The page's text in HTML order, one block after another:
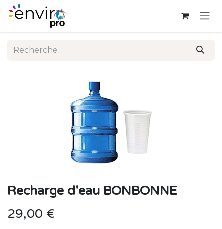
Se rendre au contenu
Recharge d'eau BONBONNE
29,00 €